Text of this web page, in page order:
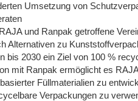
Umsetzung von
und Ranpak getroffene
Alternativen zu
bis 2030 ein Ziel von 100 %
mit Ranpak ermöglicht es
Füllmaterialien zu
Verpackungen zu